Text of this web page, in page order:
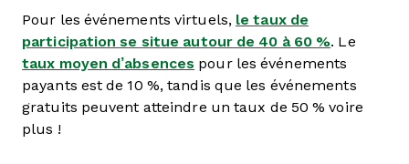
Pour les événements virtuels, le taux de
participation se situe autour de 40 à 60 %. Le
taux moyen d’absences pour les événements
payants est de 10 %, tandis que les événements
gratuits peuvent atteindre un taux de 50 % voire
plus !